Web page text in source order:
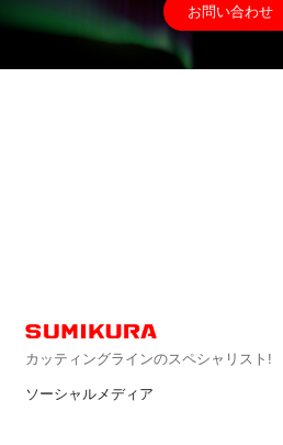
お問い合わせ
カッティングラインのスペシャリスト!
ソーシャルメディア